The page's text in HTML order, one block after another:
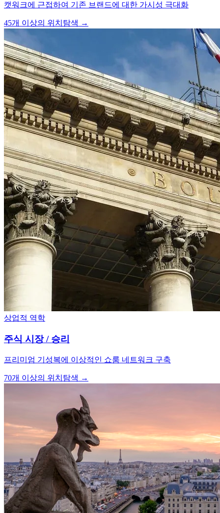
캣워크에 근접하여 기존 브랜드에 대한 가시성 극대화
45개 이상의 위치 탐색 →
상업적 역학
주식 시장 / 승리
프리미엄 기성복에 이상적인 쇼룸 네트워크 구축
70개 이상의 위치 탐색 →